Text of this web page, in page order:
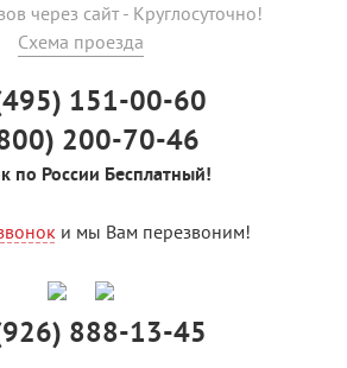
через сайт - Круглосуточно!
Схема проезда
151-00-60
200-70-46
по России Бесплатный!
и мы Вам перезвоним!
888-13-45